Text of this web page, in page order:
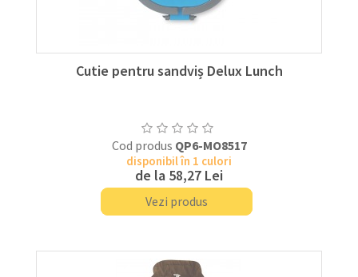
Cutie pentru sandviș Delux Lunch
Cod produs QP6-MO8517
disponibil în 1 culori
de la 58,27 Lei
Vezi produs